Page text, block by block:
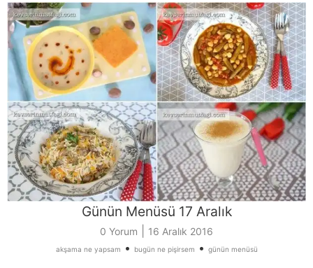
Günün Menüsü 17 Aralık
0 Yorum 16 Aralık 2016
akşama ne yapsam • bugün ne pişirsem • günün menüsü